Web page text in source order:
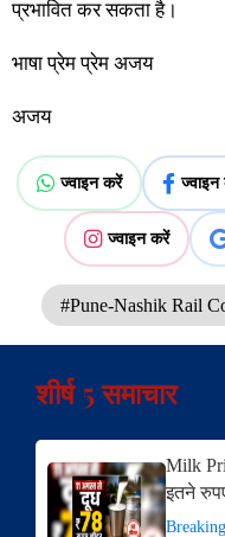
प्रभावित कर सकता है।
भाषा प्रेम प्रेम अजय
अजय
ज्वाइन करें
ज्वाइन करें
#Pune-Nashik Rail
शीर्ष 5 समाचार
Milk
इतने